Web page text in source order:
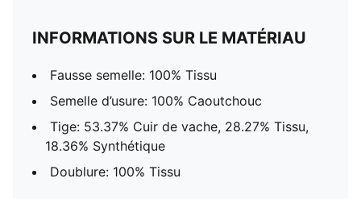
INFORMATIONS SUR LE MATÉRIAU
Fausse semelle: 100% Tissu
Semelle d’usure: 100% Caoutchouc
Tige: 53.37% Cuir de vache, 28.27% Tissu,
18.36% Synthétique
Doublure: 100% Tissu